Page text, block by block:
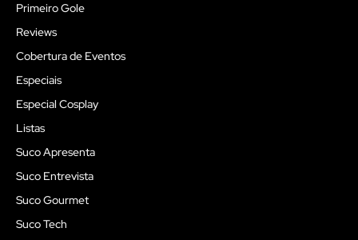
Primeiro Gole
Reviews
Cobertura de Eventos
Especiais
Especial Cosplay
Listas
Suco Apresenta
Suco Entrevista
Suco Gourmet
Suco Tech